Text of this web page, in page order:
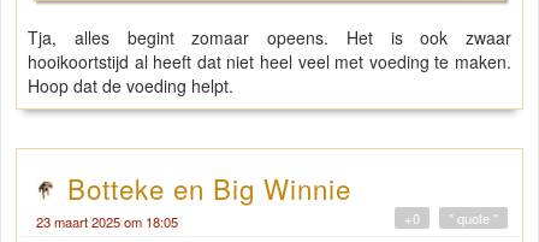
Tja, alles begint zomaar opeens. Het is ook zwaar
hooikoortstijd al heeft dat niet heel veel met voeding te maken.
Hoop dat de voeding helpt.
Botteke en Big Winnie
23 maart 2025 om 18:05 " quote "
+0